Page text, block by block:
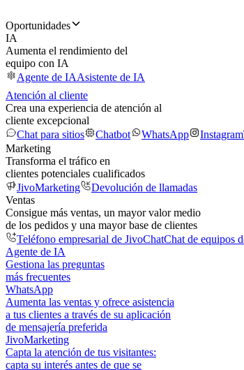
Oportunidades
IA
Aumenta el rendimiento del
equipo con IA
Agente de IAAsistente de IA
Atención al cliente
Crea una experiencia de atención al
cliente excepcional
Chat para sitios
Chatbot WhatsApp Instagram
Marketing
Transforma el tráfico en
clientes potenciales cualificados
JivoMarketing
Devolución de llamadas
Ventas
Consigue más ventas, un mayor valor medio
de los pedidos y una mayor base de clientes
Teléfono empresarial de JivoChatChat de equipos
Agente de IA
Gestiona las preguntas
más frecuentes
WhatsApp
Aumenta las ventas y ofrece asistencia
a tus clientes a través de su aplicación
de mensajería preferida
JivoMarketing
Capta la atención de tus visitantes:
capta su interés antes de que se